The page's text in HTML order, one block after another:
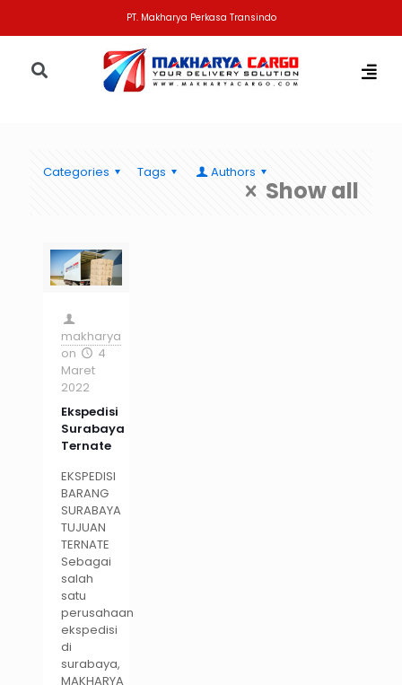
PT. Makharya Perkasa Transindo
Categories Tags Authors
Show all
makharya
on
4
Maret
2022
Ekspedisi
Surabaya
Ternate
EKSPEDISI
BARANG
SURABAYA
TUJUAN
TERNATE
Sebagai
salah
satu
perusahaan
ekspedisi
di
surabaya,
MAKHARYA